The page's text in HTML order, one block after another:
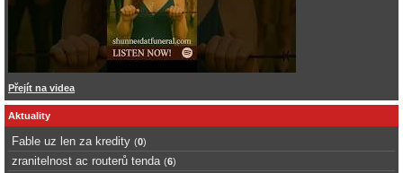
Přejít na videa
Aktuality
Fable uz len za kredity (0)
zranitelnost ac routerů tenda (6)